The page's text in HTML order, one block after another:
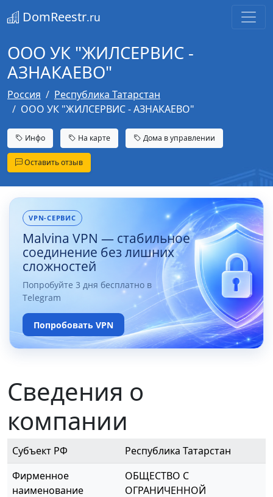
DomReestr.ru
ООО УК "ЖИЛСЕРВИС -
АЗНАКАЕВО"
Россия
Республика Татарстан
ООО УК "ЖИЛСЕРВИС - АЗНАКАЕВО"
Инфо На карте Дома в управлении
Оставить отзыв
VPN-СЕРВИС
Malvina VPN — стабильное
соединение без лишних
сложностей
Попробуйте 3 дня бесплатно в
Telegram
Попробовать VPN
Сведения о
компании
Субъект РФ
Республика Татарстан
Фирменное
наименование
ОБЩЕСТВО С
ОГРАНИЧЕННОЙ